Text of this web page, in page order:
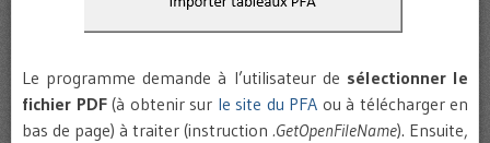
Le programme demande à l’utilisateur de sélectionner le
fichier PDF(à obtenir sur le site du PFA ou à télécharger en
bas de page) à traiter (instruction .GetOpenFileName). Ensuite,